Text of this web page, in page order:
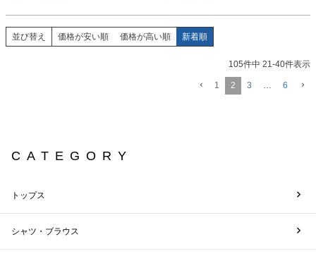
並び替え 価格が安い順 価格が高い順 新着順
105件中 21 -40件表示
1 2 3 6
CATEGORY
トップス
シャツ・ブラウス